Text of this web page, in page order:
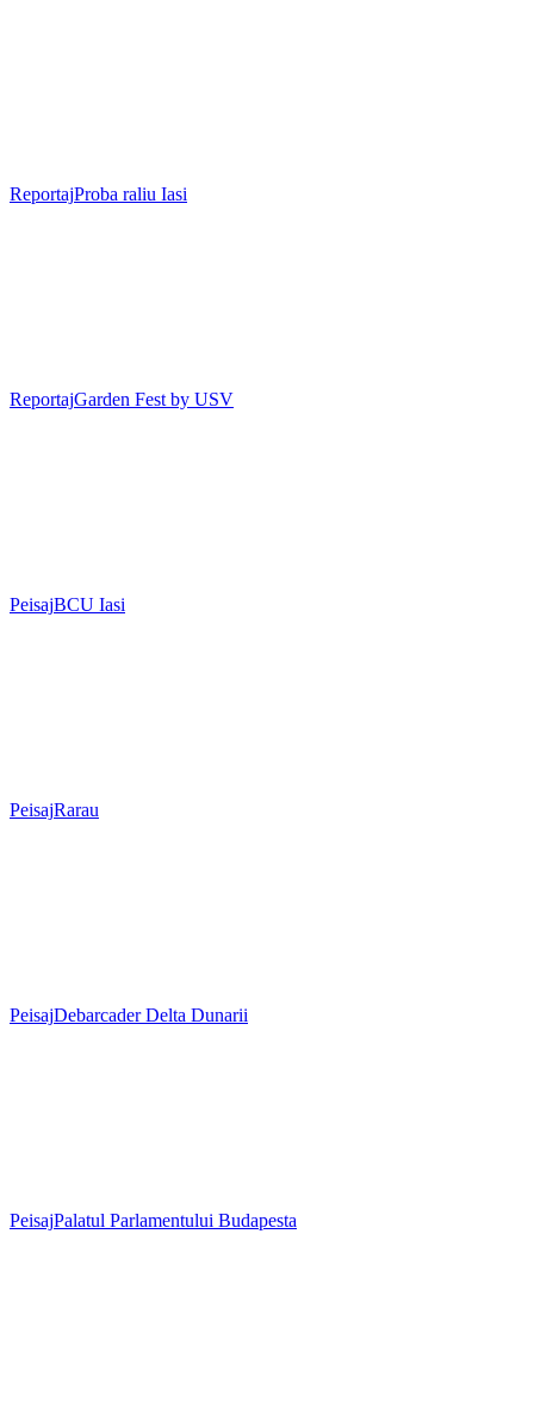
ReportajProba raliu Iasi
ReportajGarden Fest by USV
PeisajBCU Iasi
PeisajRarau
PeisajDebarcader Delta Dunarii
PeisajPalatul Parlamentului Budapesta